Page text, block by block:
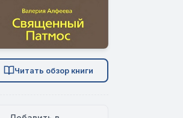
Читать обзор книги